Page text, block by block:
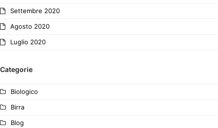
Settembre 2020
Agosto 2020
Luglio 2020
Categorie
Biologico
Birra
Blog